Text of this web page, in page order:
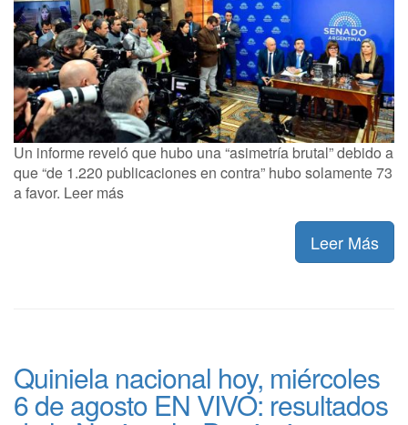
Un informe reveló que hubo una “asimetría brutal” debido a
que “de 1.220 publicaciones en contra” hubo solamente 73
a favor. Leer más
Leer Más
Quiniela nacional hoy, miércoles
6 de agosto EN VIVO: resultados